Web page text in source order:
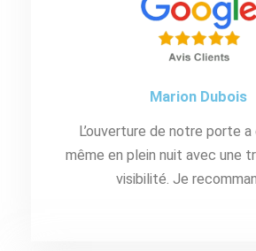
Marion Dubois
L’ouverture de notre porte
même en plein nuit avec une
visibilité. Je